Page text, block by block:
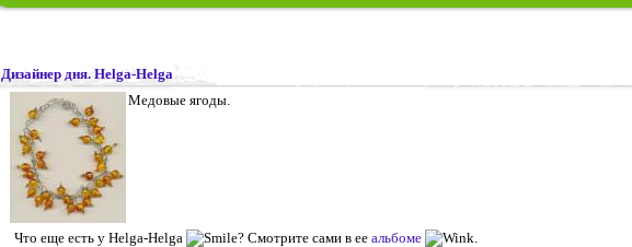
Дизайнер дня. Helga-Helga
Медовые ягоды.
Что еще есть у Helga-Helga ? Смотрите сами в ее альбоме .